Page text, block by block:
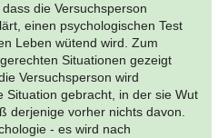
die Versuchsperson
einen psychologischen Test
Leben wütend wird. Zum
Situationen gezeigt
Versuchsperson wird
Situation gebracht, in der sie Wut
derjenige vorher nichts davon.
- es wird nach